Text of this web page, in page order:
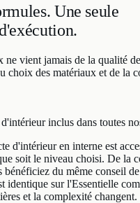
Une seule
ne vient jamais de la qualité
choix des matériaux et de la
inclus dans toutes
d'intérieur en interne est
soit le niveau choisi. De la
du même conseil
identique sur l'Essentielle
et la complexité changent.